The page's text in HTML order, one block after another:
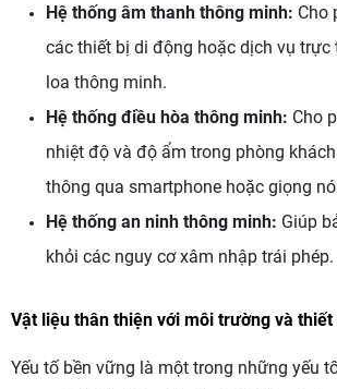
Hệ thống âm thanh thông minh: Cho
các thiết bị di động hoặc dịch vụ trực
loa thông minh.
Hệ thống điều hòa thông minh: Cho
nhiệt độ và độ ẩm trong phòng
thông qua smartphone hoặc giọng
Hệ thống an ninh thông minh: Giúp
khỏi các nguy cơ xâm nhập trái phép.
Vật liệu thân thiện với môi trường và thiết
Yếu tố bền vững là một trong những yếu